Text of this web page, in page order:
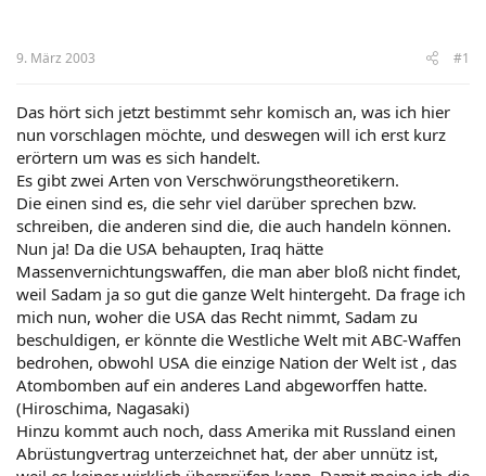
9. März 2003 #1
Das hört sich jetzt bestimmt sehr komisch an, was ich hier
nun vorschlagen möchte, und deswegen will ich erst kurz
erörtern um was es sich handelt.
Es gibt zwei Arten von Verschwörungstheoretikern.
Die einen sind es, die sehr viel darüber sprechen bzw.
schreiben, die anderen sind die, die auch handeln können.
Nun ja! Da die USA behaupten, Iraq hätte
Massenvernichtungswaffen, die man aber bloß nicht findet,
weil Sadam ja so gut die ganze Welt hintergeht. Da frage ich
mich nun, woher die USA das Recht nimmt, Sadam zu
beschuldigen, er könnte die Westliche Welt mit ABC-Waffen
bedrohen, obwohl USA die einzige Nation der Welt ist , das
Atombomben auf ein anderes Land abgeworffen hatte.
(Hiroschima, Nagasaki)
Hinzu kommt auch noch, dass Amerika mit Russland einen
Abrüstungvertrag unterzeichnet hat, der aber unnütz ist,